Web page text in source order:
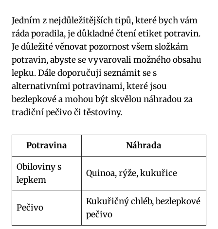
Jedním z nejdůležitějších tipů, které bych vám
ráda poradila, je důkladné čtení etiket potravin.
Je důležité věnovat pozornost všem složkám
potravin, abyste se vyvarovali možného obsahu
lepku. Dále doporučuji seznámit se s
alternativními potravinami, které jsou
bezlepkové a mohou být skvělou náhradou za
tradiční pečivo či těstoviny.
Potravina
Náhrada
Obiloviny s
lepkem
Quinoa, rýže, kukuřice
Pečivo
Kukuřičný chléb, bezlepkové
pečivo